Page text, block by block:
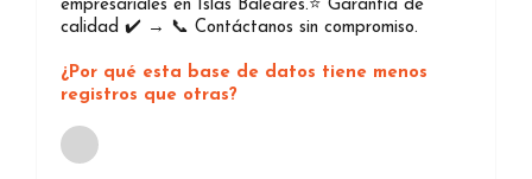
empresariales en Islas Baleares.⭐️ Garantía de
calidad ✔️ → 📞 Contáctanos sin compromiso.
¿Por qué esta base de datos tiene menos
registros que otras?
Loading...